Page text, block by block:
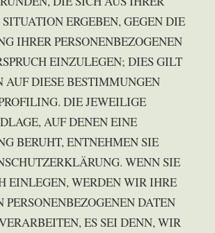
ERGEBEN, GEGEN DIE
IHRER PERSONENBEZOGENEN
EINZULEGEN; DIES GILT
AUF DIESE BESTIMMUNGEN
DIE JEWEILIGE
AUF DENEN EINE
BERUHT, ENTNEHMEN SIE
WENN SIE
EINLEGEN, WERDEN WIR IHRE
PERSONENBEZOGENEN DATEN
ES SEI DENN, WIR